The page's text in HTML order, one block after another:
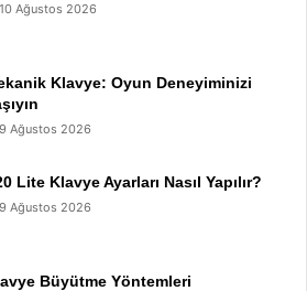
10 Ağustos 2026
Klavye: Oyun Deneyiminizi
9 Ağustos 2026
Lite Klavye Ayarları Nasıl Yapılır?
9 Ağustos 2026
Büyütme Yöntemleri